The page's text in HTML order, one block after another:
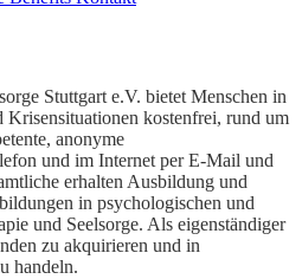
Stuttgart e.V. bietet Menschen in
Krisensituationen kostenfrei, rund um
anonyme
und im Internet per E-Mail und
erhalten Ausbildung und
in psychologischen und
und Seelsorge. Als eigenständiger
zu akquirieren und in
handeln.